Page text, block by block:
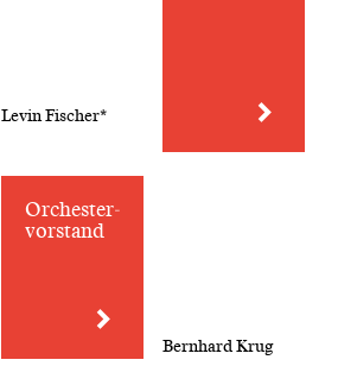
Levin Fischer*
Orchester­
vorstand
Bernhard Krug